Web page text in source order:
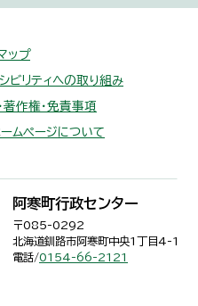
ップ
ビリティへの取り組み
著作権・免責事項
ムページについて
阿寒町行政センター
〒085-0292
北海道釧路市阿寒町中央1丁目4-1
電話/0154-66-2121